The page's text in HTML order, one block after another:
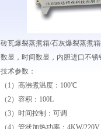
砖瓦爆裂蒸煮箱/石灰爆裂蒸煮
数显，时间数显，内胆进口不锈
技术参数：
（1）高沸煮温度：100℃
（2）容积：100L
（3）时间控制：可调
（4）管状加热功率：4KW/220V